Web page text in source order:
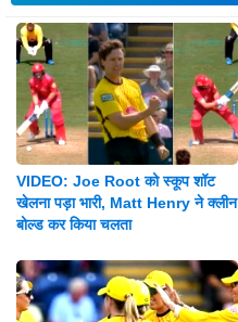
VIDEO: Joe Root को स्कूप शॉट
खेलना पड़ा भारी, Matt Henry ने क्लीन
बोल्ड कर किया चलता